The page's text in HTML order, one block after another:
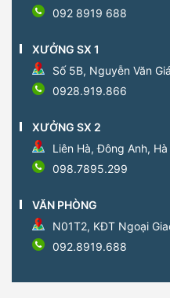
092 8919 688
XƯỞNG SX 1
Số 5B, Nguyễn Văn
0928.919.866
XƯỞNG SX 2
Liên Hà, Đông Anh,
098.7895.299
VĂN PHÒNG
N01T2, KĐT Ngoại
092.8919.688